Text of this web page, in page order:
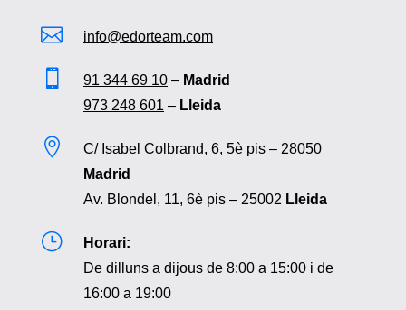
 info@edorteam.com
 91 344 69 10– Madrid
973 248 601– Lleida

C/ Isabel Colbrand, 6, 5è pis – 28050
Madrid
Av. Blondel, 11, 6è pis – 25002 Lleida
}
Horari:
De dilluns a dijous de 8:00 a 15:00 i de
16:00 a 19:00